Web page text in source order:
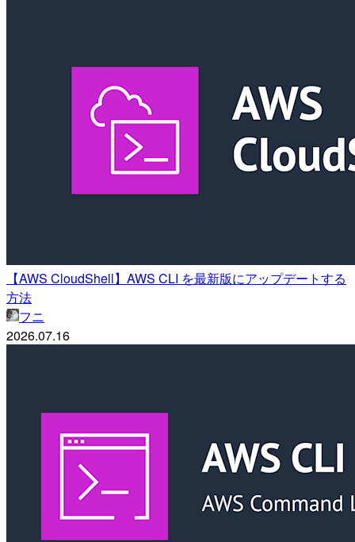
【AWS CloudShell】AWS CLI を最新版にアップデートする
方法
フニ
2026.07.16